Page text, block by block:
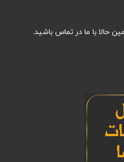
حالا با ما در تماس باشید.